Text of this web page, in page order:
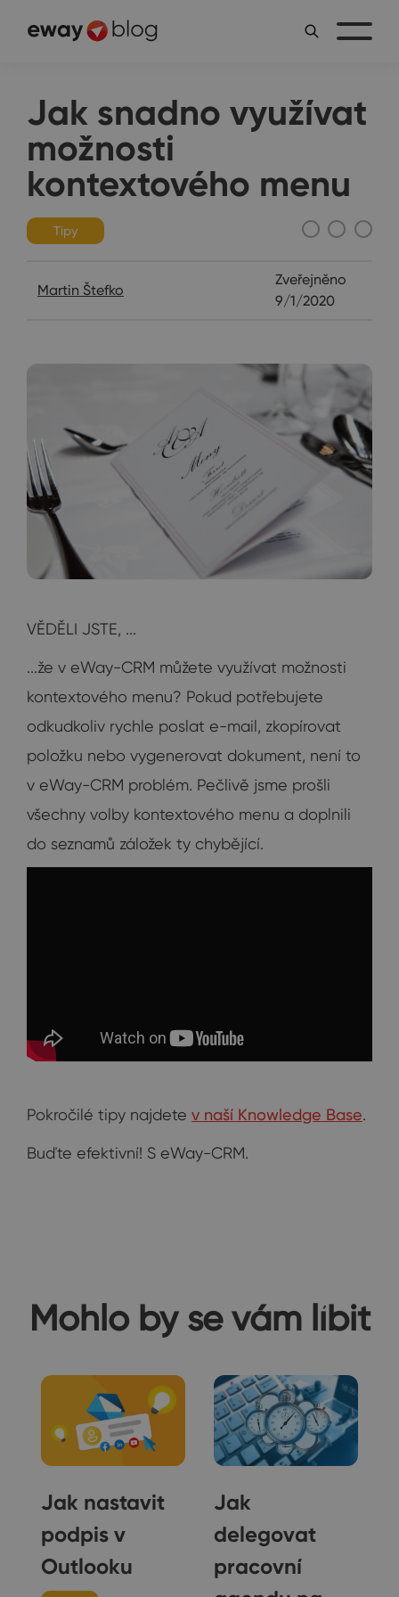
Jak snadno využívat
možnosti
kontextového menu
Tipy
Martin Štefko
Zveřejněno
9/1/2020
VĚDĚLI JSTE, ...
...že v eWay-CRM můžete využívat možnosti
kontextového menu? Pokud potřebujete
odkudkoliv rychle poslat e-mail, zkopírovat
položku nebo vygenerovat dokument, není to
v eWay-CRM problém. Pečlivě jsme prošli
všechny volby kontextového menu a doplnili
do seznamů záložek ty chybějící.
Pokročilé tipy najdete v naší Knowledge Base.
Buďte efektivní! S eWay-CRM.
Mohlo by se vám líbit
Jak nastavit
podpis v
Outlooku
Jak
delegovat
pracovní